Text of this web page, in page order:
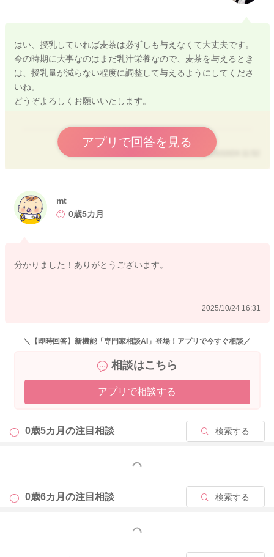
はい、授乳していれば麦茶は必ずしも与えなくて大丈夫です。
今の時期に大事なのはまだ乳汁栄養なので、麦茶を与えるとき
は、授乳量が減らない程度に調整して与えるようにしてくださ
いね。
どうぞよろしくお願いいたします。
アプリで回答を見る
2025/10/24 11:52
mt
0歳5カ月
分かりました！ありがとうございます。
2025/10/24 16:31
＼【即時回答】新機能「専門家相談AI」登場！アプリで今すぐ相談／
相談はこちら
アプリで相談する
0歳5カ月の注目相談 検索する
もっと見る
0歳6カ月の注目相談 検索する
もっと見る